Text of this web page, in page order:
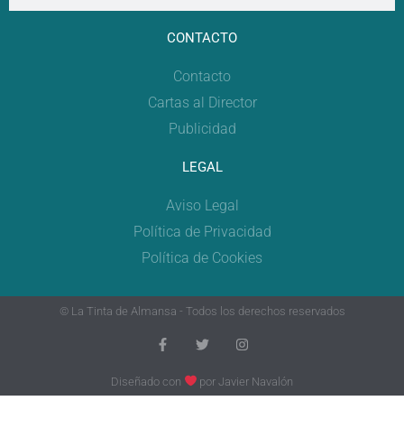
CONTACTO
Contacto
Cartas al Director
Publicidad
LEGAL
Aviso Legal
Política de Privacidad
Política de Cookies
© La Tinta de Almansa - Todos los derechos reservados
Diseñado con porJavier Navalón